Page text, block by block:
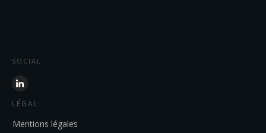
SOCIAL
LÉGAL
Mentions légales